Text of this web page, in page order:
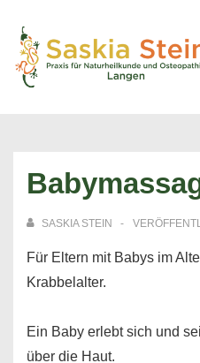
Zum
Inhalt
SASKIA STEIN
Für Eltern mit Babys im
Krabbelalter.
Ein Baby erlebt sich und
über die Haut.